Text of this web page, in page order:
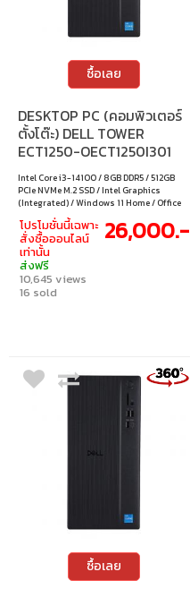
ซื้อเลย
DESKTOP PC (คอมพิวเตอร์
ตั้งโต๊ะ) DELL TOWER
ECT1250-OECT1250I301
Intel Core i3-14100 / 8GB DDR5 / 512GB
PCIe NVMe M.2 SSD / Intel Graphics
(Integrated) / Windows 11 Home / Office
Home & Student 2024 / Microsoft 365
Basic
โปรโมชั่นนี้เฉพาะ
สั่งซื้อออนไลน์
เท่านั้น
ส่งฟรี
10,645 views
16 sold
26,000.-
ซื้อเลย